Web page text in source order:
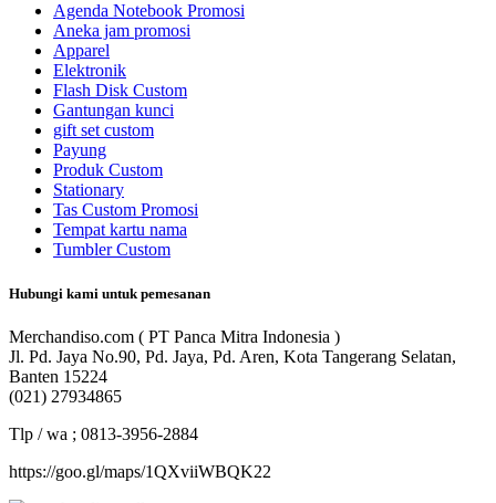
Agenda Notebook Promosi
Aneka jam promosi
Apparel
Elektronik
Flash Disk Custom
Gantungan kunci
gift set custom
Payung
Produk Custom
Stationary
Tas Custom Promosi
Tempat kartu nama
Tumbler Custom
Hubungi kami untuk pemesanan
Merchandiso.com ( PT Panca Mitra Indonesia )
Jl. Pd. Jaya No.90, Pd. Jaya, Pd. Aren, Kota Tangerang Selatan,
Banten 15224
(021) 27934865
Tlp / wa ; 0813-3956-2884
https://goo.gl/maps/1QXviiWBQK22